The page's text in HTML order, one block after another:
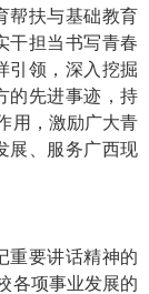
帮扶与基础教育
干担当书写青春
引领，深入挖掘
的先进事迹，持
用，激励广大青
展、服务广西现
重要讲话精神的
各项事业发展的